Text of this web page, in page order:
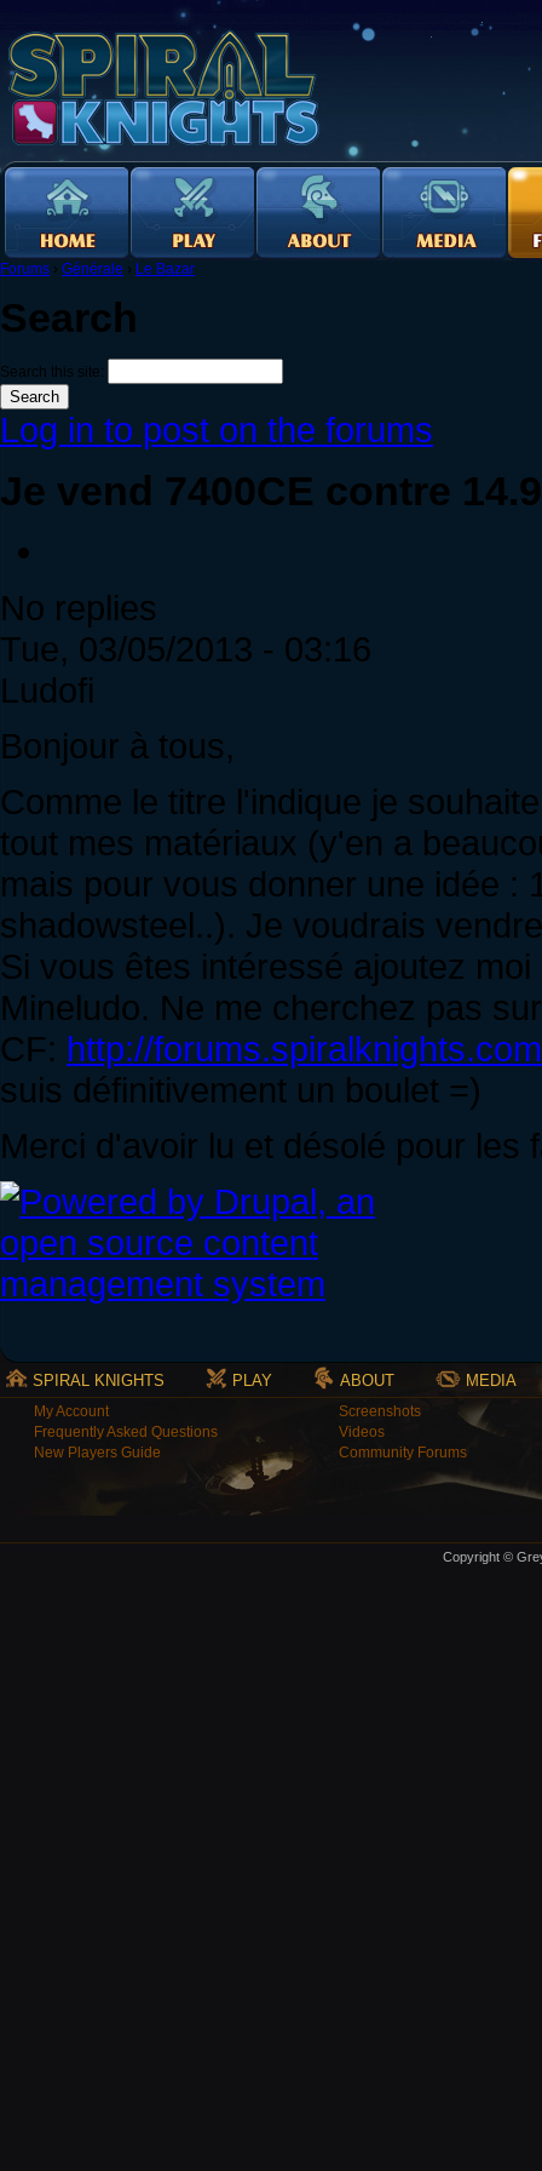
Forums › Générale › Le Bazar
Search
Search this site:
Log in to post on the forums
Je vend 7400CE contre
No replies
Tue, 03/05/2013 - 03:16
Ludofi
Bonjour à tous,
Comme le titre l'indique je
tout mes matériaux (y'en a
mais pour vous donner une idée :
shadowsteel..). Je voudrais
Si vous êtes intéressé ajoutez
Mineludo. Ne me cherchez pas
CF: http://
suis définitivement un boulet =)
Merci d'avoir lu et désolé pour les
SPIRAL KNIGHTS PLAY ABOUT MEDIA
My Account
Frequently Asked Questions
New Players Guide
Screenshots
Videos
Community Forums
Copyright ©